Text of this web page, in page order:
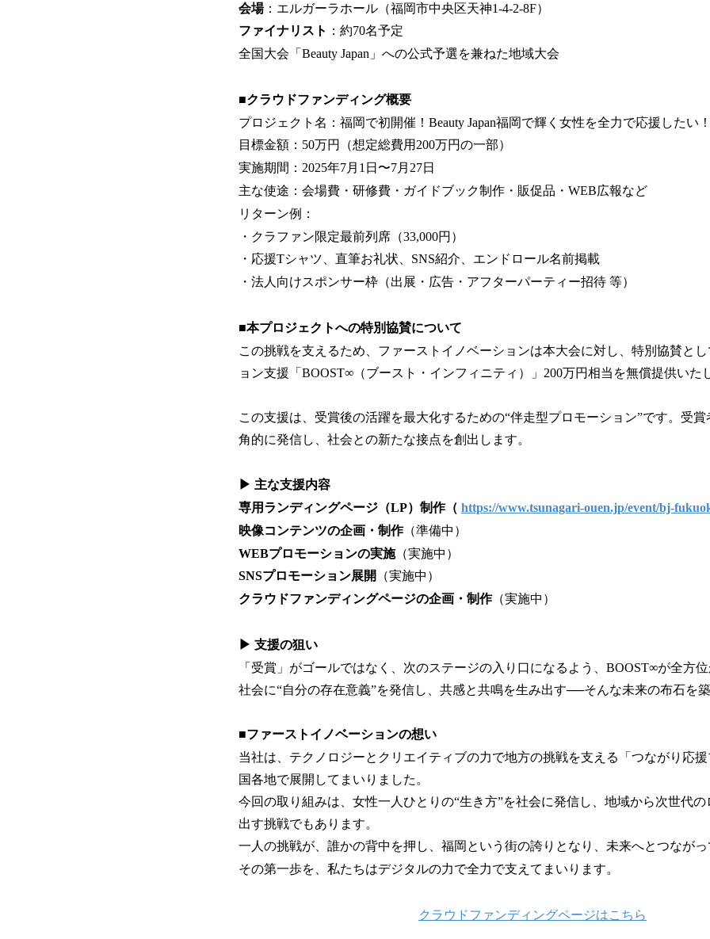
会場：エルガーラホール（福岡市中央区天神1-4-2-8F）
ファイナリスト ：約70名予定
全国大会「Beauty Japan」への公式予選を兼ねた地域大会
■クラウドファンディング概要
プロジェクト名：福岡で初開催！Beauty Japan福岡で輝く女性を全力で応援したい
目標金額：50万円（想定総費用200万円の一部）
実施期間：2025年7月1日〜7月27日
主な使途：会場費・研修費・ガイドブック制作・販促品・WEB広報など
リターン例：
・クラファン限定最前列席（33,000円）
・応援Tシャツ、直筆お礼状、SNS紹介、エンドロール名前掲載
・法人向けスポンサー枠（出展・広告・アフターパーティー招待 等）
■本プロジェクトへの特別協賛について
この挑戦を支えるため、ファーストイノベーションは本大会に対し、特別協賛と
ョン支援「BOOST∞（ブースト・インフィニティ）」200万円相当を無償提供いた
この支援は、受賞後の活躍を最大化するための“伴走型プロモーション”です。受
角的に発信し、社会との新たな接点を創出します。
▶ 主な支援内容
専用ランディングページ（LP）制作（ https://www.tsunagari-ouen.jp/event/bj-
映像コンテンツの企画・制作（準備中）
WEBプロモーションの実施（実施中）
SNSプロモーション展開
（実施中）
クラウドファンディングページの企画・制作（実施中）
▶ 支援の狙い
「受賞」がゴールではなく、次のステージの入り口になるよう、BOOST∞が全方
社会に“自分の存在意義”を発信し、共感と共鳴を生み出す──そんな未来の布石を
■ファーストイノベーションの想い
当社は、テクノロジーとクリエイティブの力で地方の挑戦を支える「つながり応
国各地で展開してまいりました。
今回の取り組みは、女性一人ひとりの“生き方”を社会に発信し、地域から次世代
出す挑戦でもあります。
一人の挑戦が、誰かの背中を押し、福岡という街の誇りとなり、未来へとつなが
その第一歩を、私たちはデジタルの力で全力で支えてまいります。
クラウドファンディングページはこちら